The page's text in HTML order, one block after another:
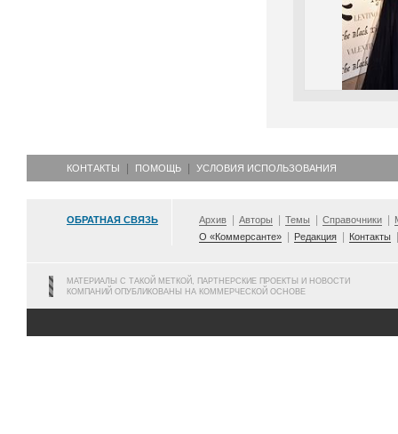
КОНТАКТЫ ПОМОЩЬ УСЛОВИЯ ИСПОЛЬЗОВАНИЯ
ОБРАТНАЯ СВЯЗЬ Архив Авторы Темы Справочники
О «Коммерсанте»
Редакция Контакты
МАТЕРИАЛЫ С ТАКОЙ МЕТКОЙ, ПАРТНЕРСКИЕ ПРОЕКТЫ И НОВОСТИ
КОМПАНИЙ ОПУБЛИКОВАНЫ НА КОММЕРЧЕСКОЙ ОСНОВЕ